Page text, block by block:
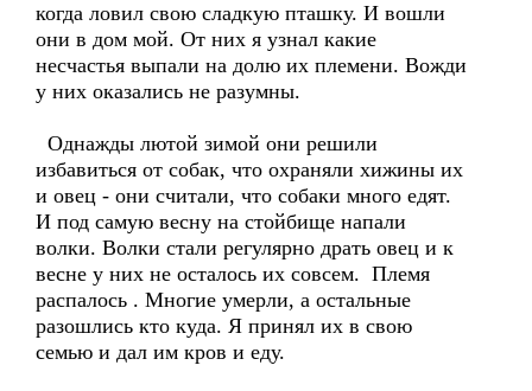
когда ловил свою сладкую пташку. И вошли
они в дом мой. От них я узнал какие
несчастья выпали на долю их племени. Вожди
у них оказались не разумны.
Однажды лютой зимой они решили
избавиться от собак, что охраняли хижины их
и овец - они считали, что собаки много едят.
И под самую весну на стойбище напали
волки. Волки стали регулярно драть овец и к
весне у них не осталось их совсем. Племя
распалось . Многие умерли, а остальные
разошлись кто куда. Я принял их в свою
семью и дал им кров и еду.